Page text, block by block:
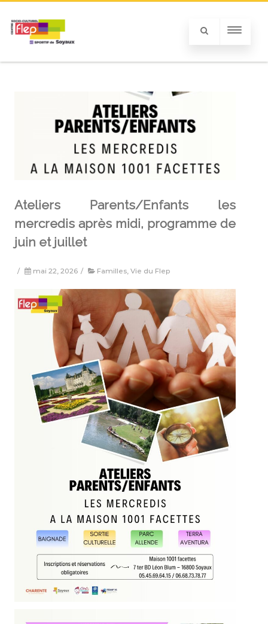
Ateliers Parents/Enfants les
mercredis après midi, programme de
juin et juillet
/ mai 22, 2026 / Familles Vie du Flep